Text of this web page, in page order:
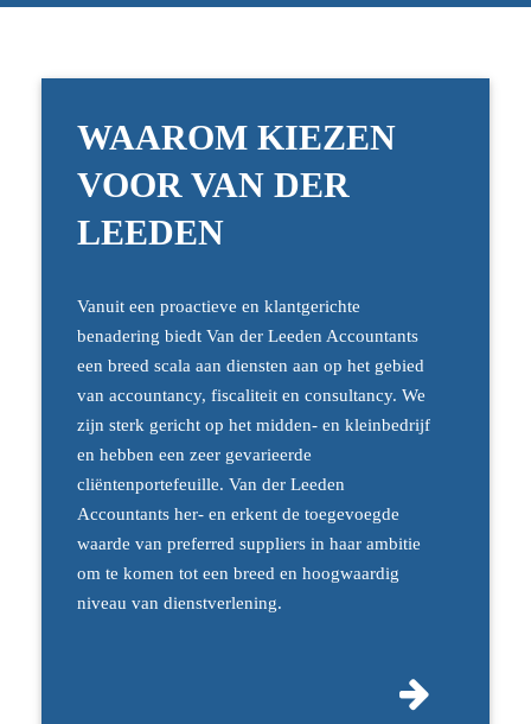
WAAROM KIEZEN
VOOR VAN DER
LEEDEN
Vanuit een proactieve en klantgerichte
benadering biedt Van der Leeden Accountants
een breed scala aan diensten aan op het gebied
van accountancy, fiscaliteit en consultancy. We
zijn sterk gericht op het midden- en kleinbedrijf
en hebben een zeer gevarieerde
cliëntenportefeuille. Van der Leeden
Accountants her- en erkent de toegevoegde
waarde van preferred suppliers in haar ambitie
om te komen tot een breed en hoogwaardig
niveau van dienstverlening.